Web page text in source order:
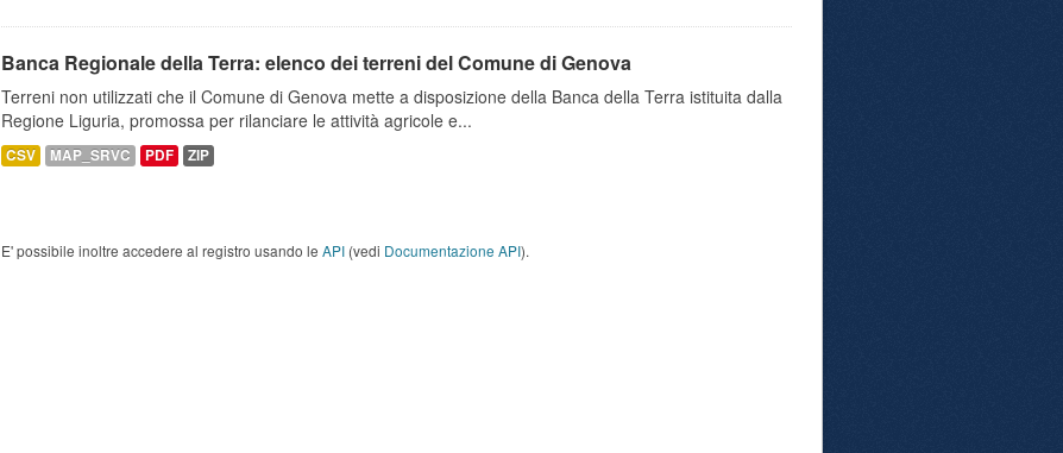
Banca Regionale della Terra: elenco dei terreni del Comune di Genova
Terreni non utilizzati che il Comune di Genova mette a disposizione della Banca della Terra istituita dalla
Regione Liguria, promossa per rilanciare le attività agricole e...
CSV MAP_SRVC PDF ZIP
E' possibile inoltre accedere al registro usando le API (vedi Documentazione API).